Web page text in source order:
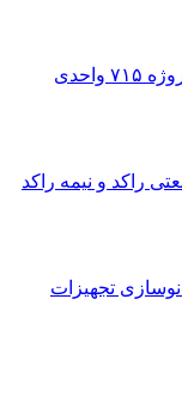
چشم انتظاری ملت در معمایی به نام پروژه ۷۱۵ واحدی
راکد و نیمه راکد
برای نوسازی تجهیزات